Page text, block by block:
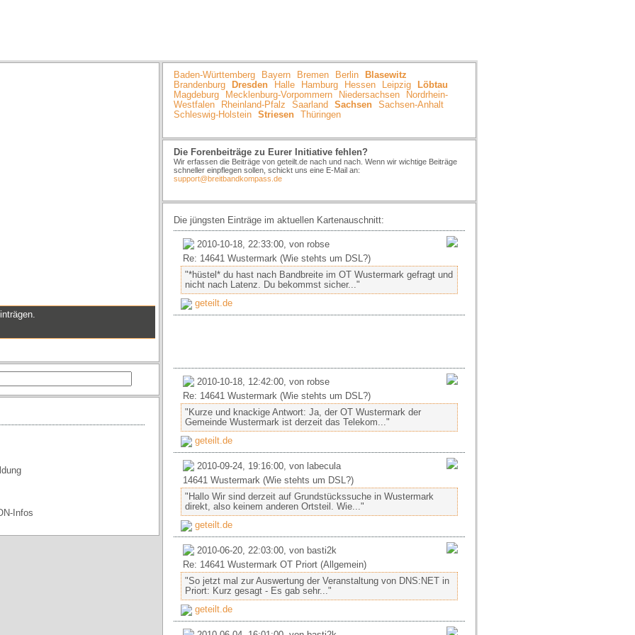
Infos
Baden-Württemberg Bayern Bremen Berlin
Blasewitz
Brandenburg
Dresden Halle Hamburg Hessen Leipzig
Löbtau
Magdeburg
Mecklenburg-Vorpommern Niedersachsen
Nordrhein-
Westfalen
Rheinland-Pfalz Saarland Sachsen Sachsen-Anhalt
Schleswig-Holstein Striesen Thüringen
Die Forenbeiträge zu Eurer Initiative fehlen?
Wir erfassen die Beiträge von geteilt.de nach und nach. Wenn wir wichtige Beiträge
schneller einpflegen sollen, schickt uns eine E-Mail an:
support@breitbandkompass.de
Die jüngsten Einträge im aktuellen Kartenauschnitt:
2010-10-18, 22:33:00, von robse
Re: 14641 Wustermark (Wie stehts um DSL?)
"*hüstel* du hast nach Bandbreite im OT Wustermark gefragt und
nicht nach Latenz. Du bekommst sicher..."
geteilt.de
2010-10-18, 12:42:00, von robse
Re: 14641 Wustermark (Wie stehts um DSL?)
"Kurze und knackige Antwort: Ja, der OT Wustermark der
Gemeinde Wustermark ist derzeit das Telekom..."
geteilt.de
2010-09-24, 19:16:00, von labecula
14641 Wustermark (Wie stehts um DSL?)
"Hallo Wir sind derzeit auf Grundstückssuche in Wustermark
direkt, also keinem anderen Ortsteil. Wie..."
geteilt.de
2010-06-20, 22:03:00, von basti2k
Re: 14641 Wustermark OT Priort (Allgemein)
"So jetzt mal zur Auswertung der Veranstaltung von DNS:NET in
Priort: Kurz gesagt - Es gab sehr..."
geteilt.de